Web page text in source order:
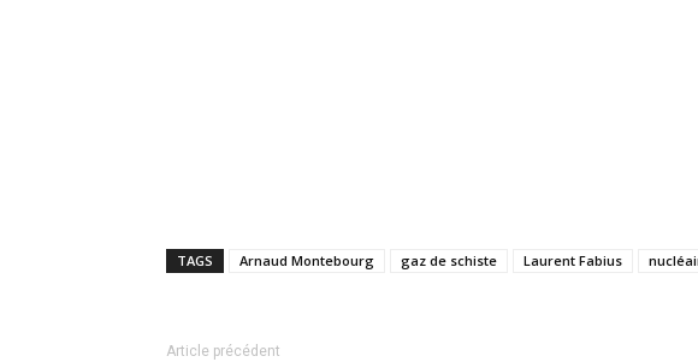
TAGS Arnaud Montebourg gaz de schiste Laurent Fabius
Article précédent